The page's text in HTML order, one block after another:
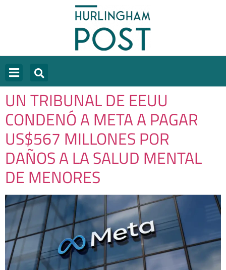
UN TRIBUNAL DE EEUU
CONDENÓ A META A PAGAR
US$567 MILLONES POR
DAÑOS A LA SALUD MENTAL
DE MENORES